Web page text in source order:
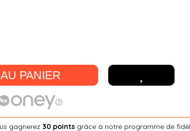
PANIER
gagnerez 30 points grâce à notre programme de